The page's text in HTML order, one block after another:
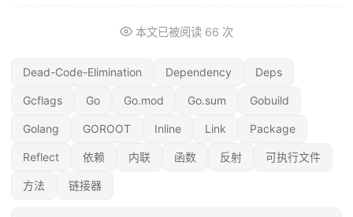
本文已被阅读 66 次
Dead-Code-Elimination Dependency Deps
Gcflags Go Go.mod Go.sum Gobuild
Golang GOROOT Inline Link Package
Reflect 依赖 内联 函数 反射 可执行文件
方法 链接器